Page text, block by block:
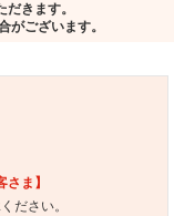
きます。
ございます。
さま】
ださい。